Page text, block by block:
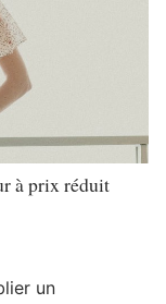
à prix réduit
un